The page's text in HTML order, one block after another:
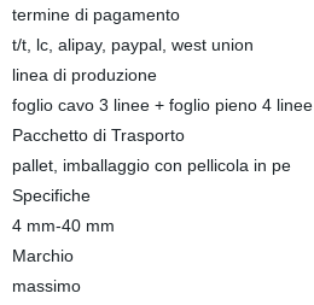
termine di pagamento
t/t, lc, alipay, paypal, west union
linea di produzione
foglio cavo 3 linee + foglio pieno 4 linee
Pacchetto di Trasporto
pallet, imballaggio con pellicola in pe
Specifiche
4 mm-40 mm
Marchio
massimo